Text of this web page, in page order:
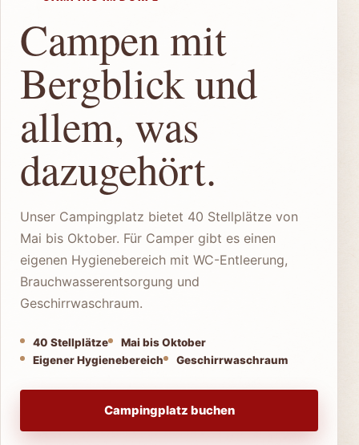
Campen mit
Bergblick und
allem, was
dazugehört.
Unser Campingplatz bietet 40 Stellplätze von
Mai bis Oktober. Für Camper gibt es einen
eigenen Hygienebereich mit WC-Entleerung,
Brauchwasserentsorgung und
Geschirrwaschraum.
40 Stellplätze
Mai bis Oktober
Eigener Hygienebereich
Geschirrwaschraum
Campingplatz buchen